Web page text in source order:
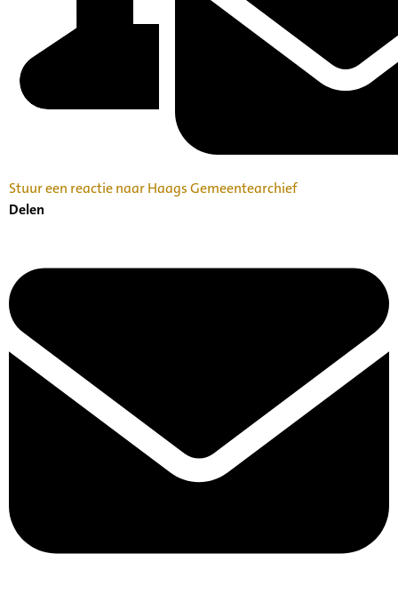
Stuur een reactie naar Haags Gemeentearchief
Delen